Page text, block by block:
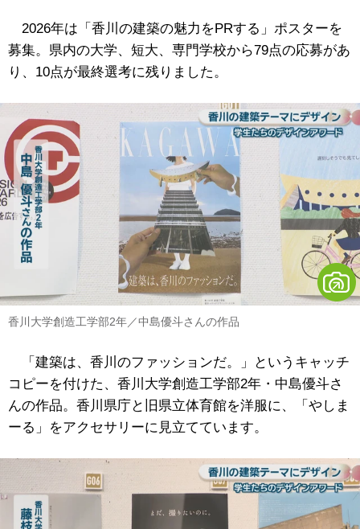
2026年は「香川の建築の魅力をPRする」ポスターを
募集。県内の大学、短大、専門学校から79点の応募があ
り、10点が最終選考に残りました。
香川大学創造工学部2年／中島優斗さんの作品
「建築は、香川のファッションだ。」というキャッチ
コピーを付けた、香川大学創造工学部2年・中島優斗さ
んの作品。香川県庁と旧県立体育館を洋服に、「やしま
ーる」をアクセサリーに見立てています。